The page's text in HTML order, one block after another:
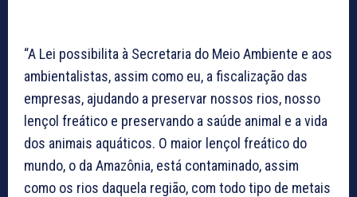
“A Lei possibilita à Secretaria do Meio Ambiente e aos
ambientalistas, assim como eu, a fiscalização das
empresas, ajudando a preservar nossos rios, nosso
lençol freático e preservando a saúde animal e a vida
dos animais aquáticos. O maior lençol freático do
mundo, o da Amazônia, está contaminado, assim
como os rios daquela região, com todo tipo de metais